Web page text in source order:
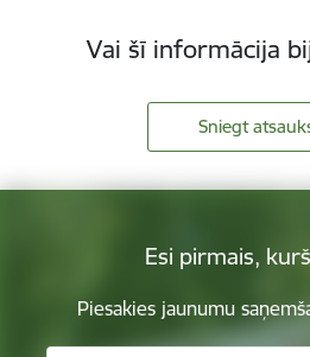
Vai šī informācija
Sniegt
Esi pirmais,
Piesakies jaunumu